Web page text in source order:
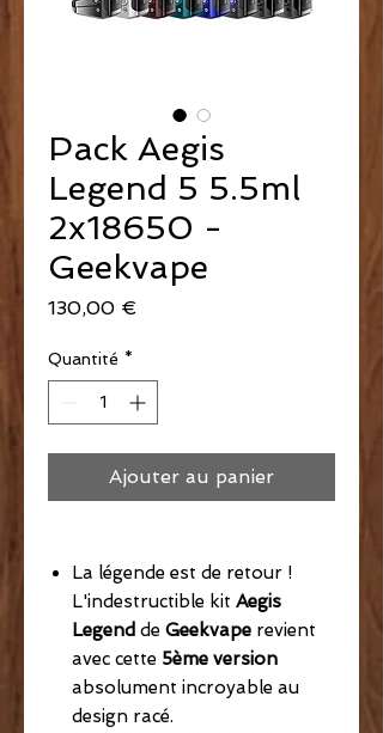
Pack Aegis
Legend 5 5.5ml
2x18650 -
Geekvape
130,00 €
Quantité *
Ajouter au panier
La légende est de retour !
L'indestructible kit Aegis
Legend de Geekvape revient
avec cette 5ème version
absolument incroyable au
design racé.